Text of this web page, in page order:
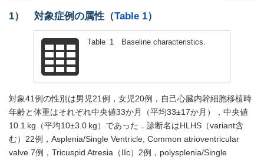
1） 対象症例の属性（Table 1）
Table 1 Baseline characteristics.
対象41例の性別は男児21例，女児20例，自己心臓内幹細胞移植時
年齢と体重はそれぞれ中央値33か月（平均33±17か月），中央値
10.1 kg（平均10±3.0 kg）であった．診断名はHLHS（variant含
む）22例，Asplenia/Single Ventricle, Common atrioventricular
valve 7例，Tricuspid Atresia（IIc）2例，polysplenia/Single